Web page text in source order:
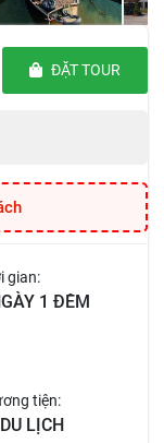
ĐẶT TOUR
gian:
1 ĐÊM
tiện:
LỊCH